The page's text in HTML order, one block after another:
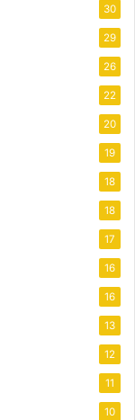
30
29
26
22
20
19
18
18
17
16
16
13
12
11
10